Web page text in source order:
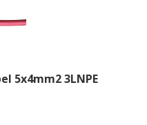
5x4mm2 3LNPE